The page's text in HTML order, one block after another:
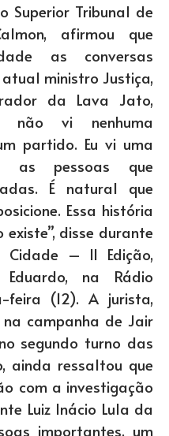
Superior Tribunal de
afirmou que
as conversas
ministro Justiça,
da Lava Jato,
não vi nenhuma
partido. Eu vi uma
as pessoas que
É natural que
Essa história
existe”, disse durante
– II Edição,
na Rádio
feira (12). A jurista,
campanha de Jair
segundo turno das
ainda ressaltou que
com a investigação
Luiz Inácio Lula da
importantes, um